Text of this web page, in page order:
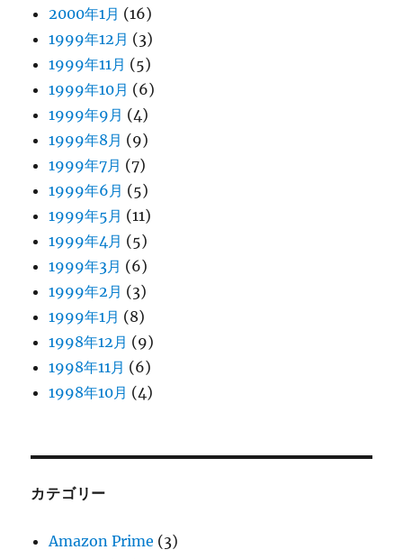
2000年1月 (16)
1999年12月 (3)
1999年11月 (5)
1999年10月 (6)
1999年9月 (4)
1999年8月 (9)
1999年7月 (7)
1999年6月 (5)
1999年5月 (11)
1999年4月 (5)
1999年3月 (6)
1999年2月 (3)
1999年1月 (8)
1998年12月 (9)
1998年11月 (6)
1998年10月 (4)
カテゴリー
Amazon Prime (3)